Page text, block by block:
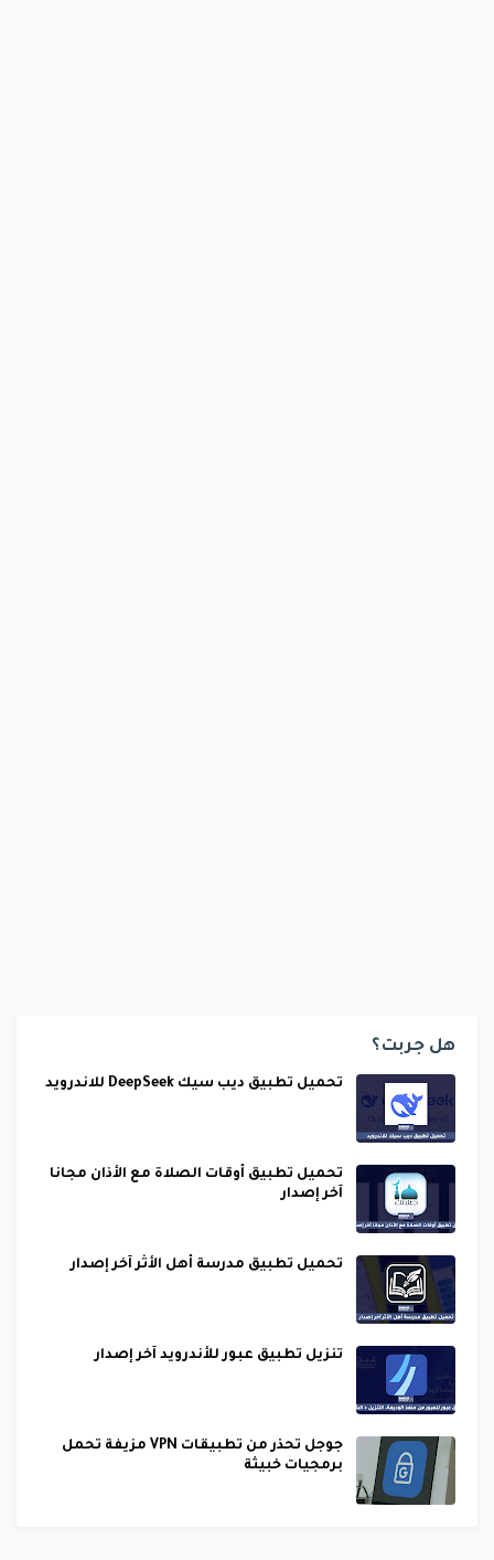
هل جربت؟
تحميل تطبيق ديب سيك DeepSeek للاندرويد
تحميل تطبيق أوقات الصلاة مع الأذان مجانا
آخر إصدار
تحميل تطبيق مدرسة أهل الأثر آخر إصدار
تنزيل تطبيق عبور للأندرويد آخر إصدار
جوجل تحذر من تطبيقات VPN مزيفة تحمل
برمجيات خبيثة